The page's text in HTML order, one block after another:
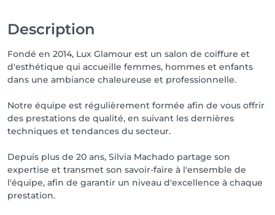
Description
Fondé en 2014, Lux Glamour est un salon de coiffure et
d'esthétique qui accueille femmes, hommes et enfants
dans une ambiance chaleureuse et professionnelle.
Notre équipe est régulièrement formée afin de vous offrir
des prestations de qualité, en suivant les dernières
techniques et tendances du secteur.
Depuis plus de 20 ans, Silvia Machado partage son
expertise et transmet son savoir-faire à l'ensemble de
l'équipe, afin de garantir un niveau d'excellence à chaque
prestation.